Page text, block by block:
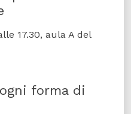
17.30, aula A del
forma di